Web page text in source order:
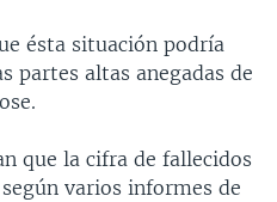
ésta situación podría
partes altas anegadas de
que la cifra de fallecidos
varios informes de